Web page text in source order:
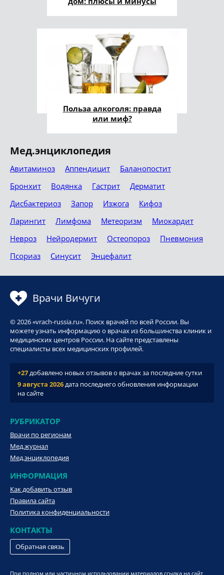
Польза алкоголя: правда
или миф?
Мед.энциклопедия
Авитаминоз Аппендицит
Баланопостит
Бронхит
Водянка Гастрит
Дерматит
Дисбактериоз
Запор Изжога
Кифоз
Ларингит
Лимфома Метеоризм
Миокардит
Невроз
Нейродермит Остеопороз
Пневмония
Псориаз
Синусит Энцефалит
Врачи Вичуги
© 2026 «vrach-russia.ru». Поиск врачей по всей России. Вы
можете узнать информацию о врачах из большинства клиник и
медицинских центров России. На сайте представлены
специалисты всех медицинских профилей.
+27добавлено новых отзывов о врачах за последние сутки
9 августа 2026дата последнего обновления информации
на сайте
РУБРИКАТОР
Врачи по регионам
Мед.журнал
Мед.энциклопедия
ИНФОРМАЦИЯ
Как добавить отзыв
Правила сайта
Политика конфиденциальности
КОНТАКТЫ
Обратная связь
При полном или частичном использовании материалов ссылка на сайт